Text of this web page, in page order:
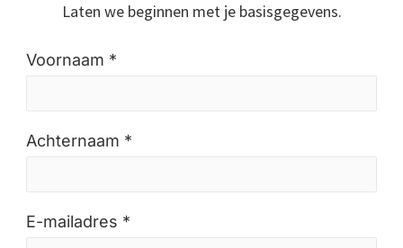
Laten we beginnen met je basisgegevens.
Voornaam *
Achternaam *
E-mailadres *